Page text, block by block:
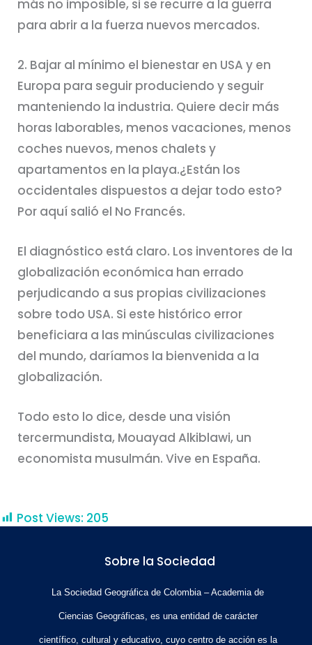
más no imposible, si se recurre a la guerra
para abrir a la fuerza nuevos mercados.
2. Bajar al mínimo el bienestar en USA y en
Europa para seguir produciendo y seguir
manteniendo la industria. Quiere decir más
horas laborables, menos vacaciones, menos
coches nuevos, menos chalets y
apartamentos en la playa.¿Están los
occidentales dispuestos a dejar todo esto?
Por aquí salió el No Francés.
El diagnóstico está claro. Los inventores de la
globalización económica han errado
perjudicando a sus propias civilizaciones
sobre todo USA. Si este histórico error
beneficiara a las minúsculas civilizaciones
del mundo, daríamos la bienvenida a la
globalización.
Todo esto lo dice, desde una visión
tercermundista, Mouayad Alkiblawi, un
economista musulmán. Vive en España.
Post Views: 205
Sobre la Sociedad
La Sociedad Geográfica de Colombia – Academia de
Ciencias Geográficas, es una entidad de carácter
científico, cultural y educativo, cuyo centro de acción es la